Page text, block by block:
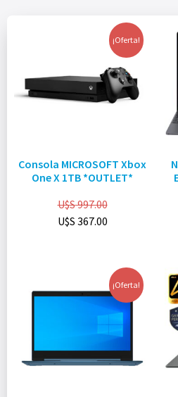
¡Oferta!
Consola MICROSOFT Xbox
One X 1TB *OUTLET*
U$S997.00
U$S 367.00
¡Oferta!